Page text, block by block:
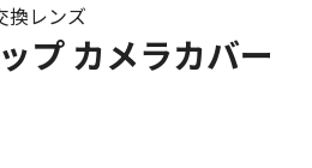
プ カメラカバー
換レンズ